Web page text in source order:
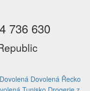
736 630
Dovolená Dovolená Řecko